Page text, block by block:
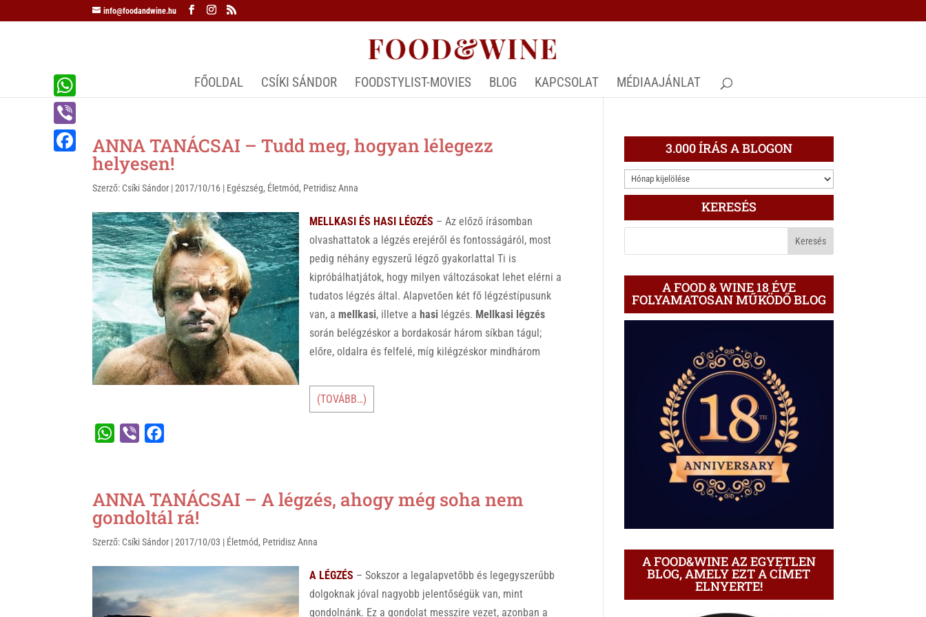
info@foodandwine.hu
FŐOLDAL CSÍKI SÁNDOR FOODSTYLIST-MOVIES BLOG KAPCSOLAT MÉDIAAJÁNLAT
ANNA TANÁCSAI – Tudd meg, hogyan lélegezz
helyesen!
Szerző: Csíki Sándor |2017/10/16 | Egészség, Életmód, Petridisz Anna
MELLKASI ÉS HASI LÉGZÉS – Az előző írásomban
olvashattatok a légzés erejéről és fontosságáról, most
pedig néhány egyszerű légző gyakorlattal Ti is
kipróbálhatjátok, hogy milyen változásokat lehet elérni a
tudatos légzés által. Alapvetően két fő légzéstípusunk
van, amellkasi, illetve ahasi légzés. Mellkasi légzés
során belégzéskor a bordakosár három síkban tágul;
előre, oldalra és felfelé, míg kilégzéskor mindhárom
(TOVÁBB…)
W
t
s
p
p
e
r
e
b
o
k
W
h
a
V
ANNA TANÁCSAI – A légzés, ahogy még soha nem
gondoltál rá!
Szerző: Csíki Sándor |2017/10/03 | Életmód, Petridisz Anna
A LÉGZÉS – Sokszor a legalapvetőbb és legegyszerűbb
dolgoknak jóval nagyobb jelentőségük van, mint
gondolnánk. Ez a gondolat messzire vezet, azonban a
3.000 ÍRÁS A BLOGON
3.000
ÍRÁS
BLOGON
KERESÉS
A FOOD & WINE 18 ÉVE
FOLYAMATOSAN MŰKÖDŐ BLOG
A FOOD&WINE AZ EGYETLEN
BLOG, AMELY EZT A CÍMET
ELNYERTE!